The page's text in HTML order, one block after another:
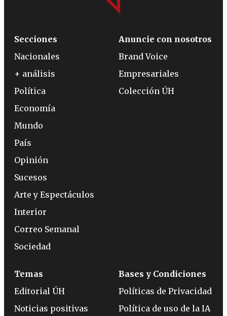
Secciones
Nacionales
+ análisis
Política
Economía
Mundo
País
Opinión
Sucesos
Arte y Espectáculos
Interior
Correo Semanal
Sociedad
Anuncie con nosotros
Brand Voice
Empresariales
Colección ÚH
Temas
Editorial ÚH
Noticias positivas
Bases y Condiciones
Políticas de Privacidad
Política de uso de la IA